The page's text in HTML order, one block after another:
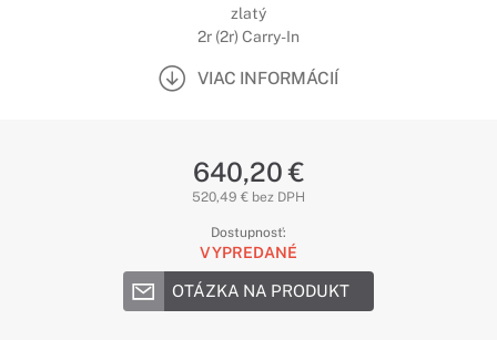
zlatý
2r (2r) Carry-In
VIAC INFORMÁCIÍ
640,20 €
520,49 € bez DPH
Dostupnosť:
VYPREDANÉ
OTÁZKA NA PRODUKT